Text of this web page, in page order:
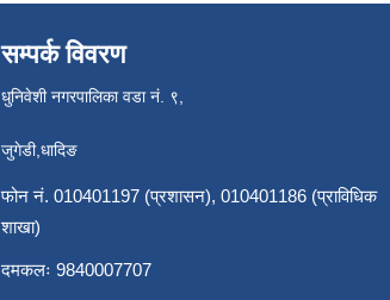
सम्पर्क विवरण
धुनिवेशी नगरपालिका वडा नं. ९,
जुगेडी,धादिङ
फोन नं. 010401197 (प्रशासन), 010401186 (प्राविधिक
शाखा)
दमकलः 9840007707